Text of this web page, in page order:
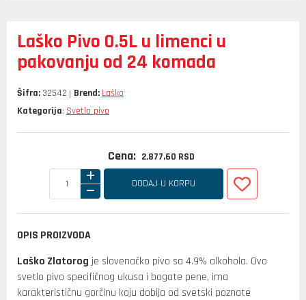
Laško Pivo 0.5L u limenci u
pakovanju od 24 komada
Šifra: 32542 Brend: Laško
Kategorija: Svetlo pivo
Cena: 2.877,60 RSD
DODAJ U KORPU
OPIS PROIZVODA
Laško Zlatorog je slovenačko pivo sa 4.9% alkohola. Ovo
svetlo pivo specifičnog ukusa i bogate pene, ima
karakterističnu gorčinu koju dobija od svetski poznate